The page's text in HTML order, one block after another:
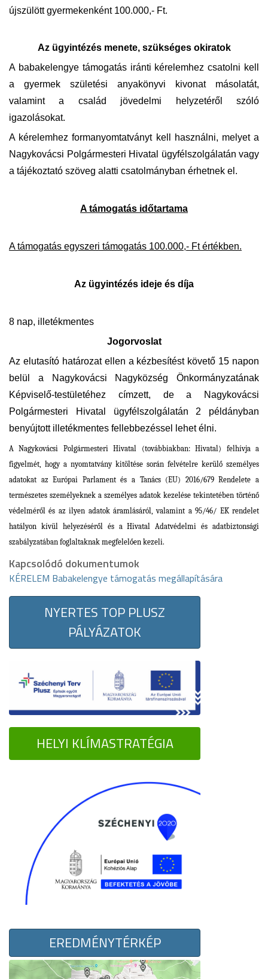
újszülöttgyermekenként 100.000,- Ft.
Az ügyintézés menete, szükséges okiratok
A babakelengye támogatás iránti kérelemhez csatolni kell
a gyermek születési anyakönyvi kivonat másolatát,
valamint a család jövedelmi helyzetéről szóló
igazolásokat.
A kérelemhez formanyomtatványt kell használni, melyet a
Nagykovácsi Polgármesteri Hivatal ügyfélszolgálatán vagy
a tájékoztató szöveg alatti csatolmányban érhetnek el.
A támogatás időtartama
A támogatás egyszeri támogatás 100.000,- Ft értékben.
Az ügyintézés ideje és díja
8 nap, illetékmentes
Jogorvoslat
Az elutasító határozat ellen a kézbesítést követő 15 napon
belül a Nagykovácsi Nagyközség Önkormányzatának
Képviselő-testületéhez címzett, de a Nagykovácsi
Polgármesteri Hivatal ügyfélszolgálatán 2 példányban
benyújtott illetékmentes fellebbezéssel lehet élni.
A Nagykovácsi Polgármesteri Hivatal (továbbiakban: Hivatal) felhívja a
figyelmét, hogy a nyomtatvány kitöltése során felvételre kerülő személyes
adatokat az Európai Parlament és a Tanács (EU) 2016/679 Rendelete a
természetes személyeknek a személyes adatok kezelése tekintetében történő
védelméről és az ilyen adatok áramlásáról, valamint a 95/46/ EK rendelet
hatályon kívül helyezéséről és a Hivatal Adatvédelmi és adatbiztonsági
szabályzatában foglaltaknak megfelelően kezeli.
Kapcsolódó dokumentumok
KÉRELEM Babakelengye támogatás megállapítására
NYERTES TOP PLUSZ
PÁLYÁZATOK
HELYI KLÍMASTRATÉGIA
EREDMÉNYTÉRKÉP